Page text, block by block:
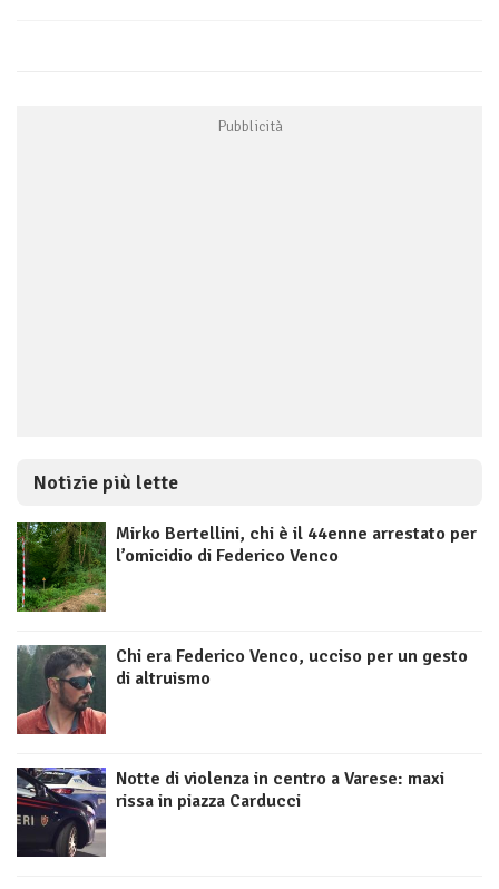
Notizie più lette
Mirko Bertellini, chi è il 44enne arrestato per
l’omicidio di Federico Venco
Chi era Federico Venco, ucciso per un gesto
di altruismo
Notte di violenza in centro a Varese: maxi
rissa in piazza Carducci